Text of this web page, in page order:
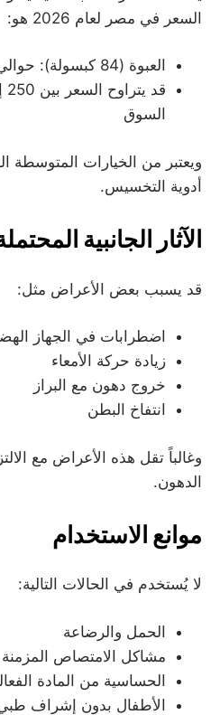
السعر في مصر لعام 2026 هو:
العبوة (84 كبسولة): حوالي
السوق
ويعتبر من الخيارات المتوسطة
أدوية التخسيس.
الآثار الجانبية
قد يسبب بعض الأعراض مثل:
اضطرابات في الجهاز
زيادة حركة الأمعاء
خروج دهون مع البراز
انتفاخ البطن
وغالباً تقل هذه الأعراض مع
الدهون.
موانع الاستخدام
لا يُستخدم في الحالات التالية:
الحمل والرضاعة
مشاكل الامتصاص المزمنة
الحساسية من المادة
الأطفال بدون إشراف